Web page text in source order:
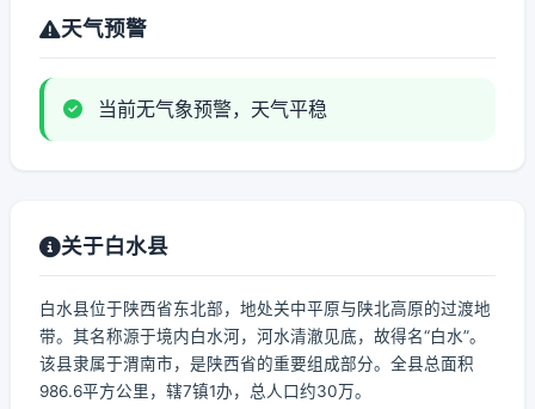
天气预警
当前无气象预警，天气平稳
关于白水县
白水县位于陕西省东北部，地处关中平原与陕北高原的过渡地
带。其名称源于境内白水河，河水清澈见底，故得名“白水”。
该县隶属于渭南市，是陕西省的重要组成部分。全县总面积
986.6平方公里，辖7镇1办，总人口约30万。